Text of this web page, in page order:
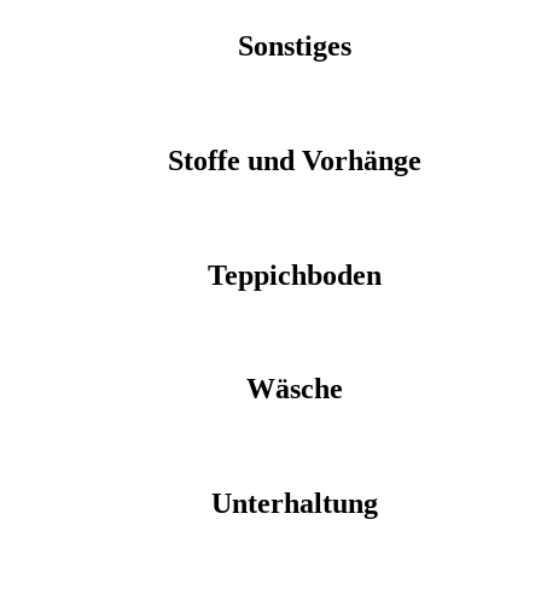
Sonstiges
Stoffe und Vorhänge
Teppichboden
Wäsche
Unterhaltung